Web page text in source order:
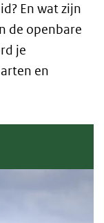
En wat zijn
de openbare
je
en